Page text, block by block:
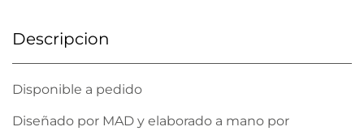
Descripcion
Disponible a pedido
Diseñado por MAD y elaborado a mano por